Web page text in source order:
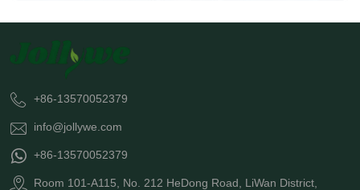
+86-13570052379
info@jollywe.com
+86-13570052379
Room 101-A115, No. 212 HeDong Road, LiWan District,